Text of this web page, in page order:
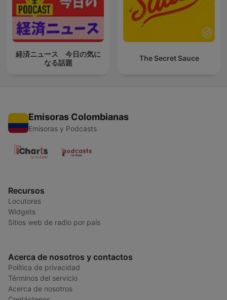
経済ニュース 今日の気に
なる話題
The Secret Sauce
Emisoras Colombianas
Emisoras y Podcasts
Recursos
Locutores
Widgets
Sitios web de radio por país
Acerca de nosotros y contactos
Política de privacidad
Términos del servicio
Acerca de nosotros